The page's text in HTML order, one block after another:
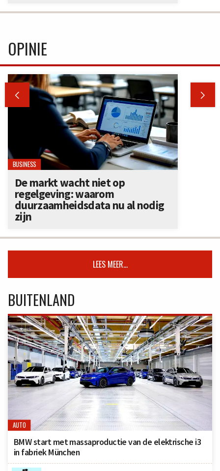
OPINIE
 
BUSINESS
De markt wacht niet op
regelgeving: waarom
duurzaamheidsdata nu al nodig
zijn
LEES MEER...
BUITENLAND
AUTO
BMW start met massaproductie van de elektrische i3
in fabriek München